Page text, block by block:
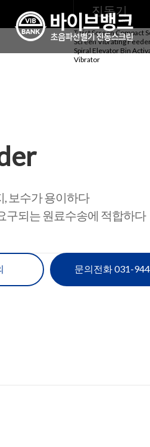
진동기
Twist ScreenCompact
Screen Vibrating
Spiral Elevator Bin
Vibrator
, 보수가 용이하다
구되는 원료수송에 적합하다
문의전화 031-